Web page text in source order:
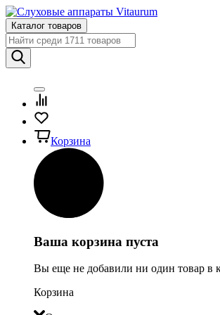
Каталог товаров
Корзина
Ваша корзина пуста
Вы еще не добавили ни один товар в
Корзина